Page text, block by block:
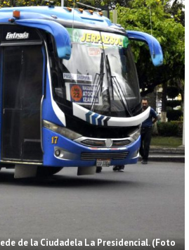
de la Ciudadela La Presidencial. (Foto